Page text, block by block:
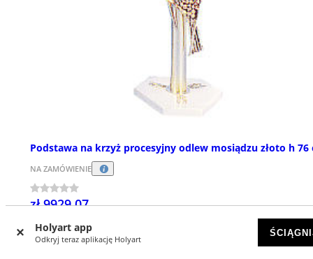
Holyart app
Odkryj teraz aplikację Holyart
Podstawa na krzyż procesyjny odlew mosiądzu złoto h 76
NA ZAMÓWIENIE
zł 9929,07